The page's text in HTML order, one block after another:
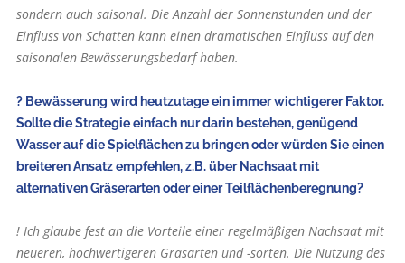
sondern auch saisonal. Die Anzahl der Sonnenstunden und der
Einfluss von Schatten kann einen dramatischen Einfluss auf den
saisonalen Bewässerungsbedarf haben.
? Bewässerung wird heutzutage ein immer wichtigerer Faktor.
Sollte die Strategie einfach nur darin bestehen, genügend
Wasser auf die Spielflächen zu bringen oder würden Sie einen
breiteren Ansatz empfehlen, z.B. über Nachsaat mit
alternativen Gräserarten oder einer Teilflächenberegnung?
! Ich glaube fest an die Vorteile einer regelmäßigen Nachsaat mit
neueren, hochwertigeren Grasarten und -sorten. Die Nutzung des